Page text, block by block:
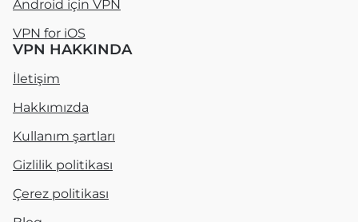
Android için VPN
VPN for iOS
VPN HAKKINDA
İletişim
Hakkımızda
Kullanım şartları
Gizlilik politikası
Çerez politikası